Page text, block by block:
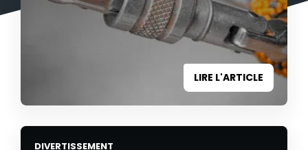
LIRE L'ARTICLE
DIVERTISSEMENT